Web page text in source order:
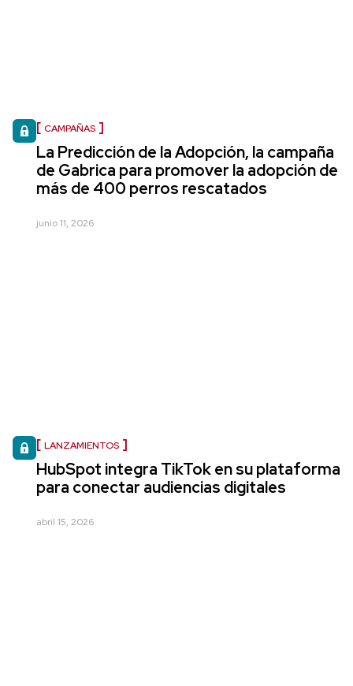
CAMPAÑAS
La Predicción de la Adopción, la campaña
de Gabrica para promover la adopción de
más de 400 perros rescatados
junio 11, 2026
LANZAMIENTOS
HubSpot integra TikTok en su plataforma
para conectar audiencias digitales
abril 15, 2026